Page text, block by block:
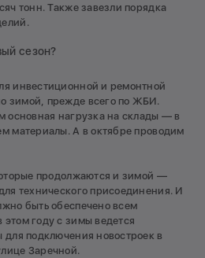
тонн. Также завезли порядка
сезон?
инвестиционной и ремонтной
зимой, прежде всего по ЖБИ.
основная нагрузка на склады — в
материалы. А в октябре проводим
продолжаются и зимой —
технического присоединения. И
быть обеспечено всем
году с зимы ведется
для подключения новостроек в
Заречной.